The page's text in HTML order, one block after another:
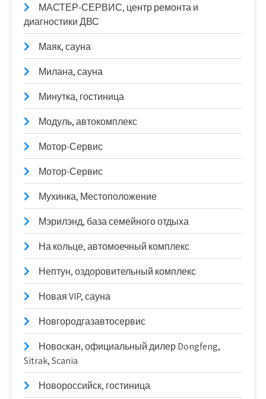
МАСТЕР-СЕРВИС, центр ремонта и
диагностики ДВС
Маяк, сауна
Милана, сауна
Минутка, гостиница
Модуль, автокомплекс
Мотор-Сервис
Мотор-Сервис
Мухинка, Местоположение
Мэрилэнд, база семейного отдыха
На кольце, автомоечный комплекс
Нептун, оздоровительный комплекс
Новая VIP, сауна
Новгородгазавтосервис
Новоcкан, официальный дилер Dongfeng,
Sitrak, Scania
Новороссийск, гостиница